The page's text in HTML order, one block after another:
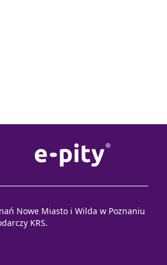
Nowe Miasto i Wilda w Poznaniu
KRS.